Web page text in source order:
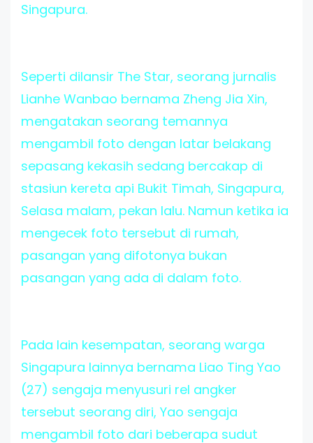
Singapura.
Seperti dilansir The Star, seorang jurnalis
Lianhe Wanbao bernama Zheng Jia Xin,
mengatakan seorang temannya
mengambil foto dengan latar belakang
sepasang kekasih sedang bercakap di
stasiun kereta api Bukit Timah, Singapura,
Selasa malam, pekan lalu. Namun ketika ia
mengecek foto tersebut di rumah,
pasangan yang difotonya bukan
pasangan yang ada di dalam foto.
Pada lain kesempatan, seorang warga
Singapura lainnya bernama Liao Ting Yao
(27) sengaja menyusuri rel angker
tersebut seorang diri, Yao sengaja
mengambil foto dari beberapa sudut